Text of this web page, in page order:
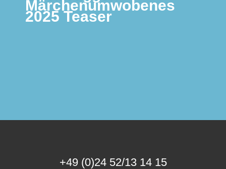
Märchenumwobenes
2025 Teaser
+49 (0)24 52/13 14 15